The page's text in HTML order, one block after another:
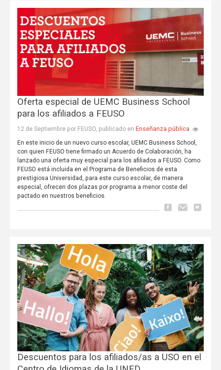
Oferta especial de UEMC Business School
para los afiliados a FEUSO
12 de Septiembre por FEUSO, publicado en Enseñanza pública
En este inicio de un nuevo curso escolar, UEMC Business School,
con quien FEUSO tiene firmado un Acuerdo de Colaboración, ha
lanzado una oferta muy especial para los afiliados a FEUSO. Como
FEUSO está incluida en el Programa de Beneficios de esta
prestigiosa Universidad, para este curso escolar, de manera
especial, ofrecen dos plazas por programa a menor coste del
pactado en nuestros beneficios.
Descuentos para los afiliados/as a USO en el